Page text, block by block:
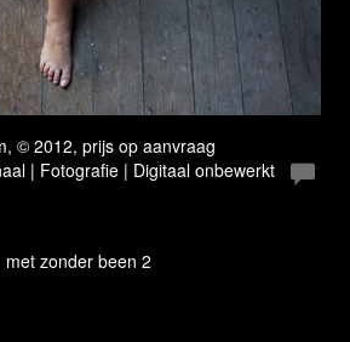
© 2012, prijs op aanvraag
| Fotografie | Digitaal onbewerkt
met zonder been 2